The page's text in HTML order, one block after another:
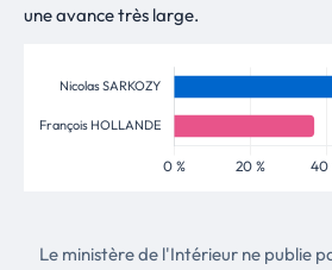
une avance très large.
Le ministère de l'Intérieur ne publie